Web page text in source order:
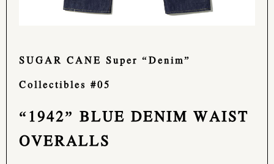
SUGAR CANE Super “Denim”
Collectibles #05
“1942” BLUE DENIM WAIST
OVERALLS